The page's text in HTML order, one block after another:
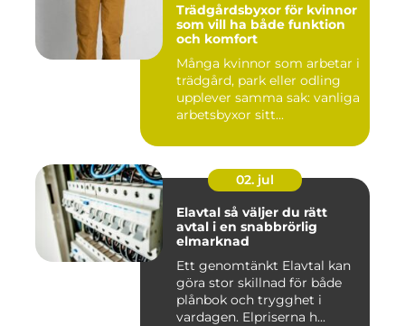
Trädgårdsbyxor för kvinnor
som vill ha både funktion
och komfort
Många kvinnor som arbetar i
trädgård, park eller odling
upplever samma sak: vanliga
arbetsbyxor sitt...
02. jul
Elavtal så väljer du rätt
avtal i en snabbrörlig
elmarknad
Ett genomtänkt Elavtal kan
göra stor skillnad för både
plånbok och trygghet i
vardagen. Elpriserna h...